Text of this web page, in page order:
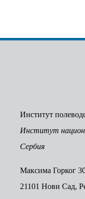
Институт
Институт
Сербия
Максима Горког
21101 Нови Сад,